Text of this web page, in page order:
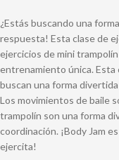
¿Estás buscando una
respuesta! Esta clase de
ejercicios de mini
entrenamiento única. Esta
buscan una forma
Los movimientos de baile
trampolín son una forma
coordinación. ¡Body Jam
ejercita!